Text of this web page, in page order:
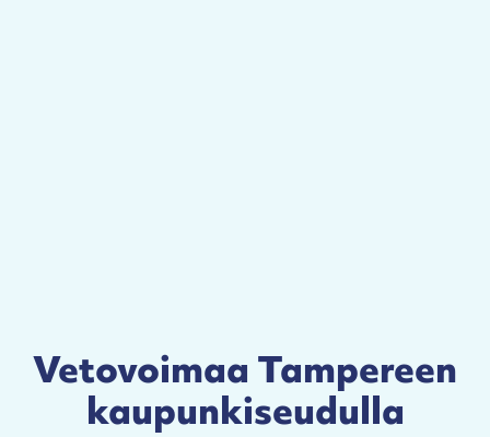
Vetovoimaa Tampereen
kaupunkiseudulla